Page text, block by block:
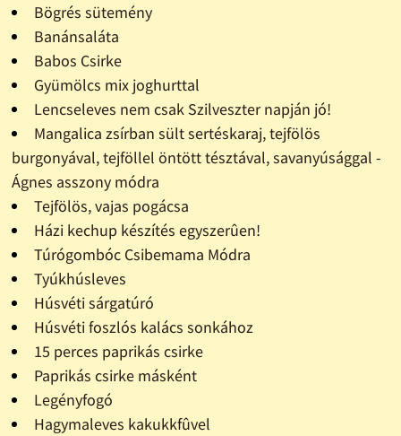
Bögrés sütemény
Banánsaláta
Babos Csirke
Gyümölcs mix joghurttal
Lencseleves nem csak Szilveszter napján jó!
Mangalica zsírban sült sertéskaraj, tejfölös
burgonyával, tejföllel öntött tésztával, savanyúsággal -
Ágnes asszony módra
Tejfölös, vajas pogácsa
Házi kechup készítés egyszerûen!
Túrógombóc Csibemama Módra
Tyúkhúsleves
Húsvéti sárgatúró
Húsvéti foszlós kalács sonkához
15 perces paprikás csirke
Paprikás csirke másként
Legényfogó
Hagymaleves kakukkfûvel